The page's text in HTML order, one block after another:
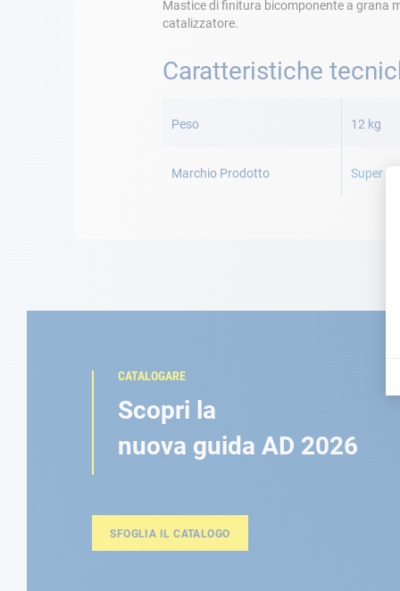
Mastice di finitura bicomponente a grana
catalizzatore.
Caratteristiche
Informazioni
Peso 12 kg
Marchio Prodotto Super
CATALOGARE
Scopri la
nuova guida AD 2026
SFOGLIA IL CATALOGO